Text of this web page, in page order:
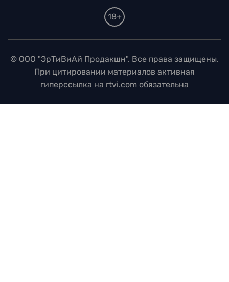
18+
© ООО "ЭрТиВиАй Продакшн". Все права защищены.
При цитировании материалов активная
гиперссылка на rtvi.com обязательна